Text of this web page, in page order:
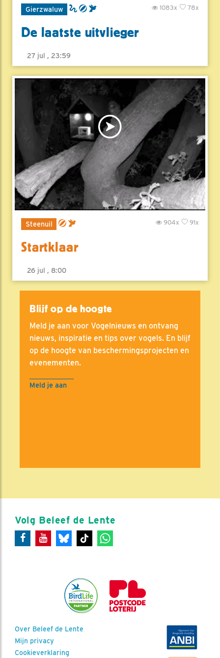
Gierzwaluw 78x
1083x
De laatste uitvlieger
27 jul , 23:59
Steenuil 91x
904x
Startklaar
26 jul , 8:00
Blijf op de hoogte
Meld je aan voor Vogelnieuws en ontvang
nieuws, inspiratie en tips over vogels. En blijf
op de hoogte van beschermingsprojecten en
evenementen.
Meld je aan
Volg Beleef de Lente
Over Beleef de Lente
Mijn privacy
Cookieverklaring